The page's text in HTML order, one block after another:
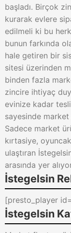
başladı. Birçok
kurarak evlere
edilmeli ki bu
bunun farkında
hale getiren bir
sitesi üzerinden
binden fazla
zincire ihtiyaç
evinize kadar
sayesinde
Sadece market
kırtasiye,
ulaştıran
arasında yer
İstegelsin
[presto_player
İstegelsin